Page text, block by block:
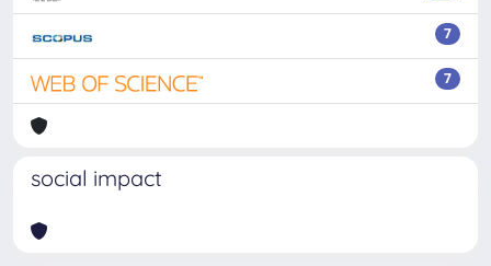
7
7
social impact